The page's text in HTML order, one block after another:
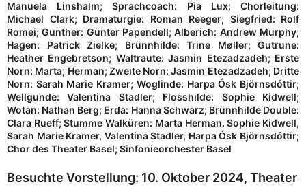
Manuela Linshalm; Sprachcoach: Pia Lux; Chorleitung:
Michael Clark; Dramaturgie: Roman Reeger; Siegfried: Rolf
Romei; Gunther: Günter Papendell; Alberich: Andrew Murphy;
Hagen: Patrick Zielke; Brünnhilde: Trine Møller; Gutrune:
Heather Engebretson; Waltraute: Jasmin Etezadzadeh; Erste
Norn: Marta; Herman; Zweite Norn: Jasmin Etezadzadeh; Dritte
Norn: Sarah Marie Kramer; Woglinde: Harpa Ósk Björnsdóttir;
Wellgunde: Valentina Stadler; Flosshilde: Sophie Kidwell;
Wotan: Nathan Berg; Erda: Hanna Schwarz; Brünnhilde Double:
Clara Rueff; Stumme Walküren: Marta Herman. Sophie Kidwell,
Sarah Marie Kramer, Valentina Stadler, Harpa Ósk Björnsdóttir;
Chor des Theater Basel; Sinfonieorchester Basel
Besuchte Vorstellung: 10. Oktober 2024, Theater